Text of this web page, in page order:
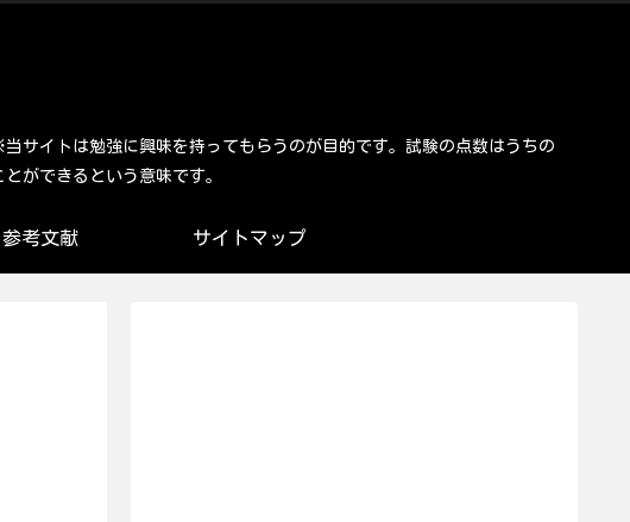
サイトは勉強に興味を持ってもらうのが目的です。試験の点数はうちの
ができるという意味です。
参考文献 サイトマップ